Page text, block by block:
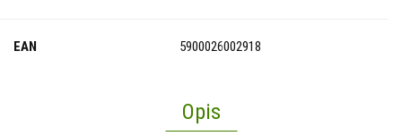
EAN 5900026002918
Opis